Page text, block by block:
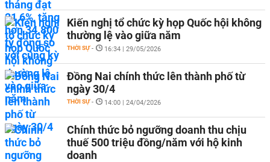
Kiến nghị tổ chức kỳ họp Quốc hội không
thường lệ vào giữa năm
THỜI SỰ - 16:34 | 29/05/2026
Đồng Nai chính thức lên thành phố từ
ngày 30/4
THỜI SỰ - 14:00 | 24/04/2026
Chính thức bỏ ngưỡng doanh thu chịu
thuế 500 triệu đồng/năm với hộ kinh
doanh